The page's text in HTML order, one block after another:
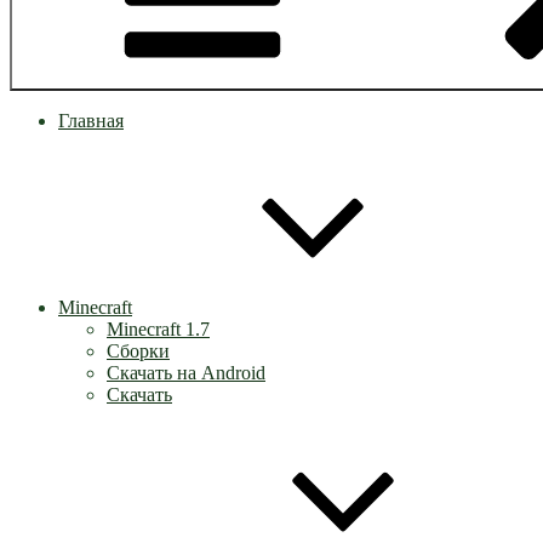
Главная
Minecraft
Minecraft 1.7
Сборки
Скачать на Android
Скачать